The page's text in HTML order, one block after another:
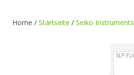
Home / Startseite / Seiko Instruments